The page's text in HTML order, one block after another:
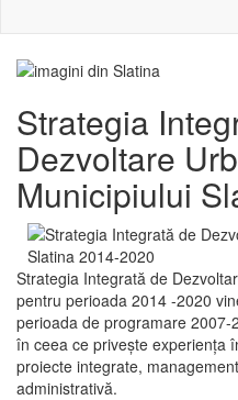
Strategia
Dezvoltare
Municipiului
Strategia Integrată de
pentru perioada 2014 -2020
perioada de programare
în ceea ce priveşte experienţa
proiecte integrate,
administrativă.